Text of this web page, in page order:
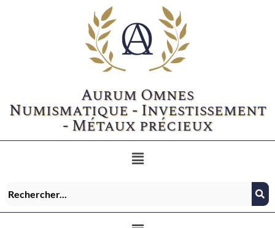
Aurum Omnes
Numismatique - Investissement
- Métaux précieux